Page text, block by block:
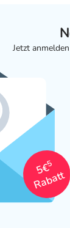
Jetzt
5€
5
Rabatt